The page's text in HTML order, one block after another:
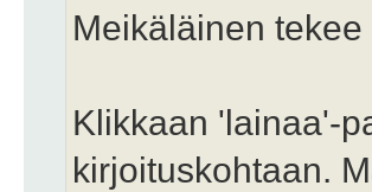
Meikäläinen tekee
Klikkaan 'lainaa'-
kirjoituskohtaan.